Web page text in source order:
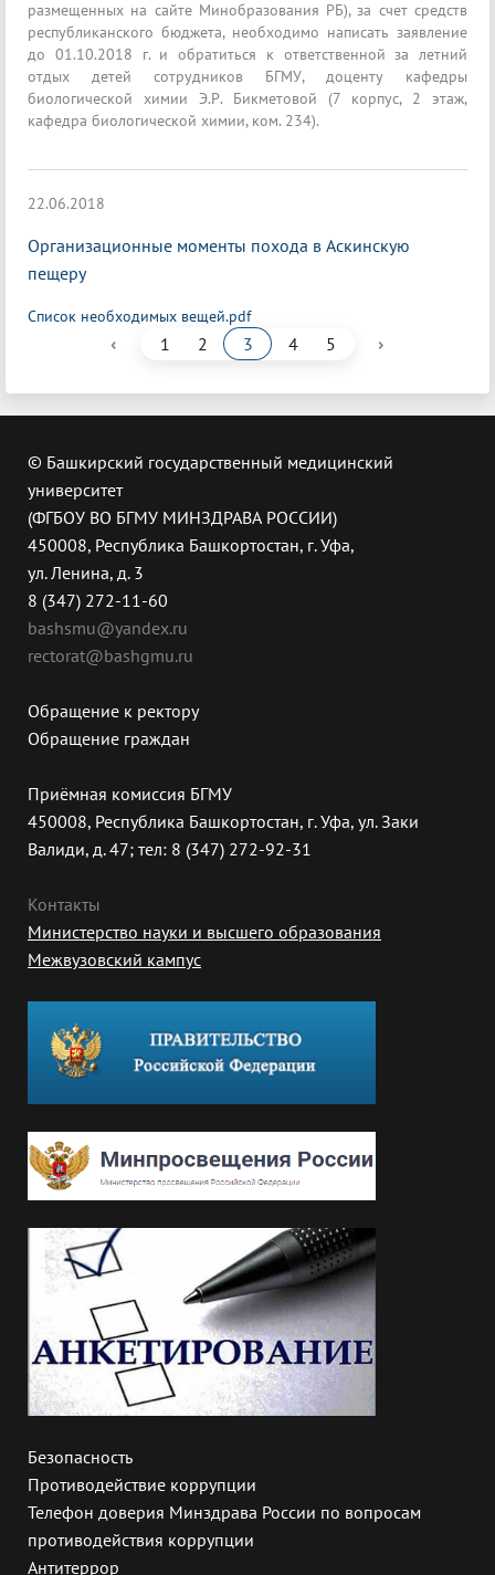
размещенных на сайте Минобразования РБ), за счет средств
республиканского бюджета, необходимо написать заявление
до 01.10.2018 г. и обратиться к ответственной за летний
отдых детей сотрудников БГМУ, доценту кафедры
биологической химии Э.Р. Бикметовой (7 корпус, 2 этаж,
кафедра биологической химии, ком. 234).
22.06.2018
Организационные моменты похода в Аскинскую
пещеру
Список необходимых вещей.pdf
‹ 1 2 3 4 5 ›
© Башкирский государственный медицинский
университет
(ФГБОУ ВО БГМУ МИНЗДРАВА РОССИИ)
450008, Республика Башкортостан, г. Уфа,
ул. Ленина, д. 3
8 (347) 272-11-60
bashsmu@yandex.ru
rectorat@bashgmu.ru
Обращение к ректору
Обращение граждан
Приёмная комиссия БГМУ
450008, Республика Башкортостан, г. Уфа, ул. Заки
Валиди, д. 47; тел: 8 (347) 272-92-31
Контакты
Министерство науки и высшего образования
Межвузовский кампус
Безопасность
Противодействие коррупции
Телефон доверия Минздрава России по вопросам
противодействия коррупции
Антитеррор